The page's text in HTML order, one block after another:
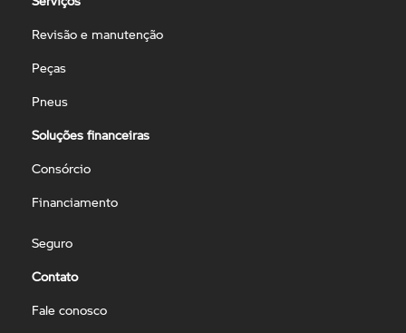
Revisão e manutenção
Peças
Pneus
Soluções financeiras
Consórcio
Financiamento
Seguro
Contato
Fale conosco